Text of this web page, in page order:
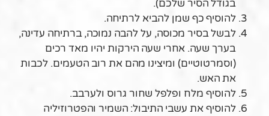
בגודל הסיר שלכם).
להוסיף כף שמן להביא לרתיחה.
לבשל בסיר מכוסה, על להבה נמוכה, ברתיחה עדינה,
בערך שעה. אחרי שעה הירקות יהיו מאד רכים
(וסמרטוטיים) ומיצינו מהם את רוב הטעמים. לכבות
את האש.
להוסיף מלח ופלפל שחור גרוס ולערבב.
להוסיף את עשבי התיבול: השמיר והפטרוזיליה